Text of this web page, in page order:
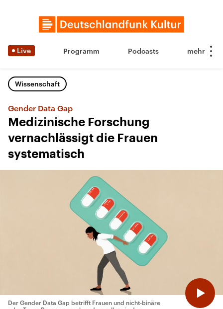
Live Programm Podcasts
Wissenschaft
Gender Data Gap
Medizinische Forschung
vernachlässigt die Frauen
systematisch
Der Gender Data Gap betrifft Frauen und nicht-binäre